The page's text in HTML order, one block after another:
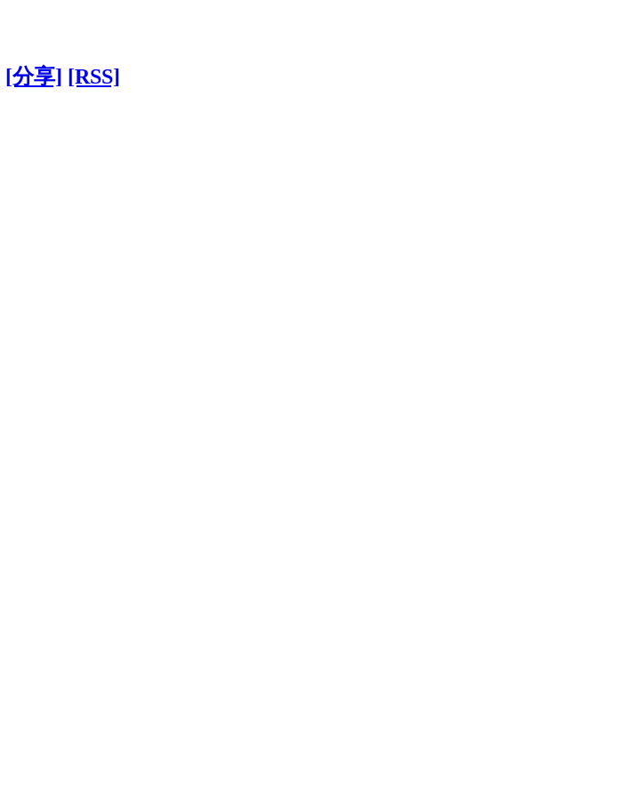
[分享] [RSS]